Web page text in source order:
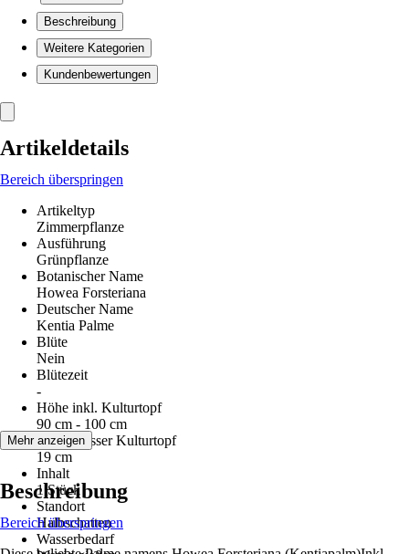
Beschreibung
Weitere Kategorien
Kundenbewertungen
Artikeldetails
Bereich überspringen
Artikeltyp
Zimmerpflanze
Ausführung
Grünpflanze
Botanischer Name
Howea Forsteriana
Deutscher Name
Kentia Palme
Blüte
Nein
Blütezeit
-
Höhe inkl. Kulturtopf
90 cm - 100 cm
Durchmesser Kulturtopf
19 cm
Inhalt
1 Stück
Standort
Halbschatten
Wasserbedarf
Mehr anzeigen
Beschreibung
Bereich überspringen